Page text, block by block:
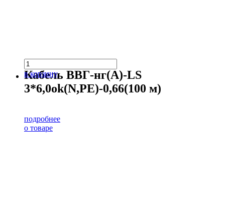
в корзину
Кабель ВВГ-нг(А)-LS
3*6,0ok(N,PE)-0,66(100 м)
подробнее
о товаре